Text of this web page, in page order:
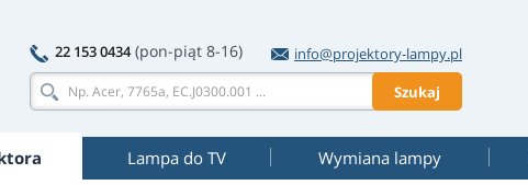
22 153 0434 (pon-piąt 8-16)
info@projektory-lampy.pl
Szukaj
Lampa do TV Wymiana lampy